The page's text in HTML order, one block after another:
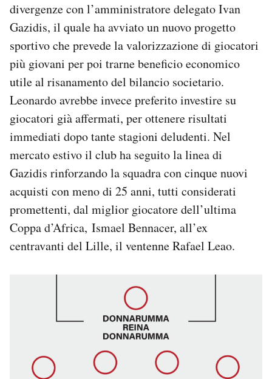
divergenze con l’amministratore delegato Ivan
Gazidis, il quale ha avviato un nuovo progetto
sportivo che prevede la valorizzazione di giocatori
più giovani per poi trarne beneficio economico
utile al risanamento del bilancio societario.
Leonardo avrebbe invece preferito investire su
giocatori già affermati, per ottenere risultati
immediati dopo tante stagioni deludenti. Nel
mercato estivo il club ha seguito la linea di
Gazidis rinforzando la squadra con cinque nuovi
acquisti con meno di 25 anni, tutti considerati
promettenti, dal miglior giocatore dell’ultima
Coppa d’Africa, Ismael Bennacer, all’ex
centravanti del Lille, il ventenne Rafael Leao.